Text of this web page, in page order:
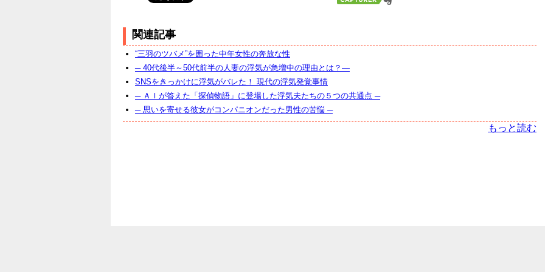
関連記事
“三羽のツバメ”を囲った中年女性の奔放な性
─ 40代後半～50代前半の人妻の浮気が急増中の理由とは？―
SNSをきっかけに浮気がバレた！ 現代の浮気発覚事情
─ ＡＩが答えた「探偵物語」に登場した浮気夫たちの５つの共通点 ─
─ 思いを寄せる彼女がコンパニオンだった男性の苦悩 ─
もっと読む